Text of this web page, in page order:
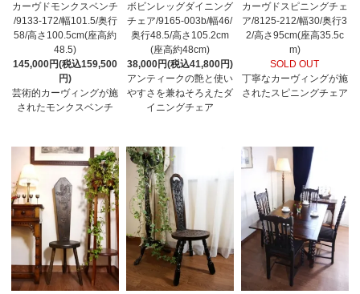
カーヴドモンクスベンチ
/9133-172/幅101.5/奥行
58/高さ100.5cm(座高約
48.5)
145,000円(税込159,500
円)
芸術的カーヴィングが施
されたモンクスベンチ
ボビンレッグダイニング
チェア/9165-003b/幅46/
奥行48.5/高さ105.2cm
(座高約48cm)
38,000円(税込41,800円)
アンティークの艶と使い
やすさを兼ねそろえたダ
イニングチェア
カーヴドスピニングチェ
ア/8125-212/幅30/奥行3
2/高さ95cm(座高35.5c
m)
SOLD OUT
丁寧なカーヴィングが施
されたスピニングチェア